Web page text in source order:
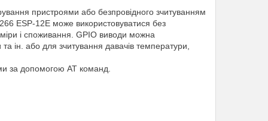
пристроями або безпровідного зчитуванням
ESP-12E може використовуватися без
і споживання. GPIO виводи можна
ін. або для зчитування давачів температури,
за допомогою АТ команд.